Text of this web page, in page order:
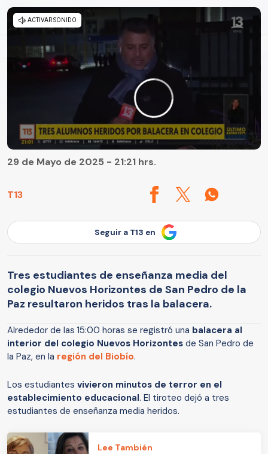
T13
29 de Mayo de 2025 - 21:21 hrs.
Seguir a T13 en
Tres estudiantes de enseñanza media del
colegio Nuevos Horizontes de San Pedro de la
Paz resultaron heridos tras la balacera.
Alrededor de las 15:00 horas se registró una balacera al
interior del colegio Nuevos Horizontes de San Pedro de
la Paz, en la región del Biobío.
Los estudiantes vivieron minutos de terror en el
establecimiento educacional. El tiroteo dejó a tres
estudiantes de enseñanza media heridos.
Lee También